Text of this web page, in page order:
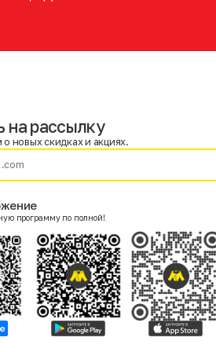
по электронной почте
на рассылку
новых скидках и акциях.
программу по полной!